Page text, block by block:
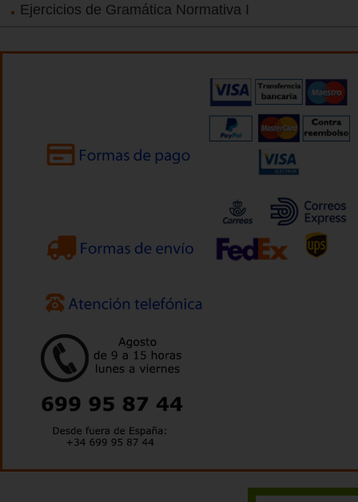
Ejercicios de Gramática Normativa I